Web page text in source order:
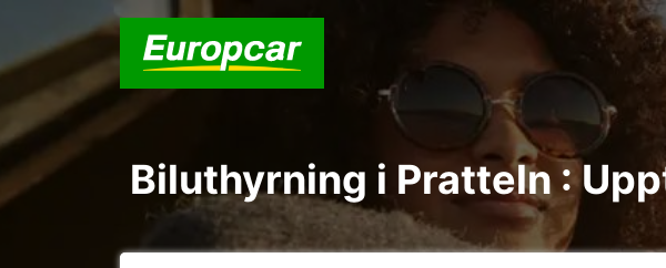
Biluthyrning i Pratteln :